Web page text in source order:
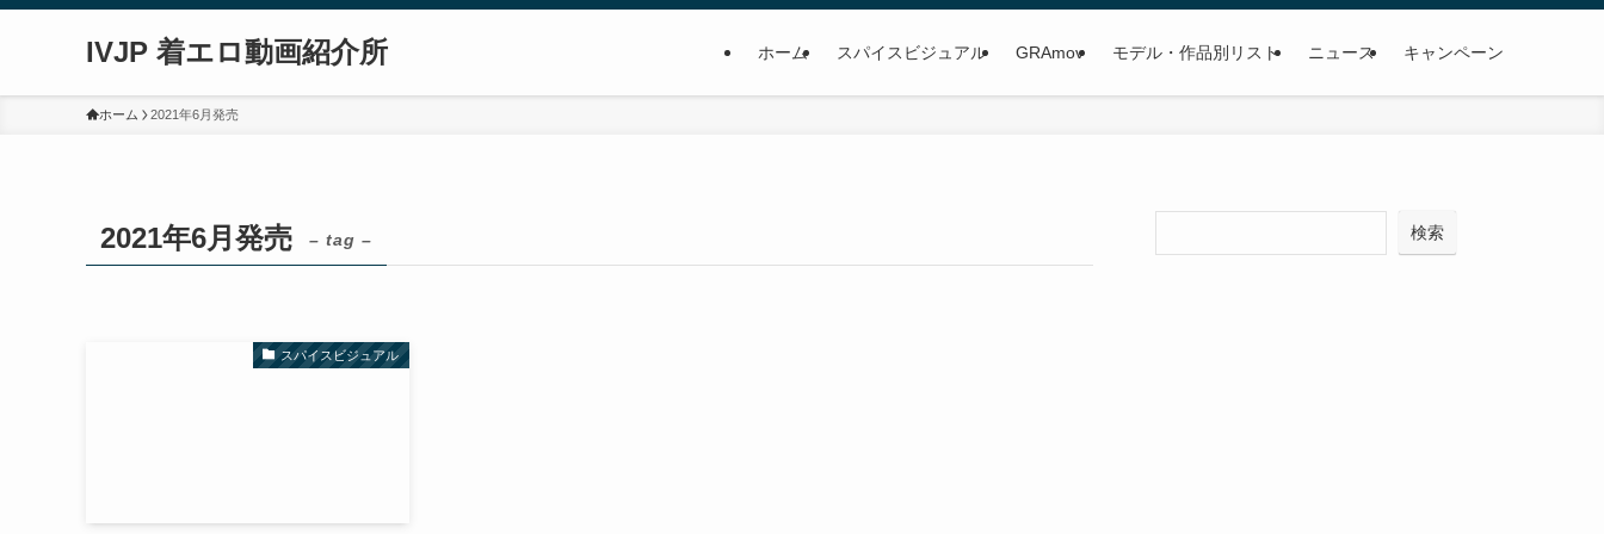
IVJP 着エロ動画紹介所 ホーム スパイスビジュアル GRAmov モデル・作品別リスト ニュース キャンペーン
ホーム 2021年6月発売
2021年6月発売 – tag –
スパイスビジュアル
索
検索